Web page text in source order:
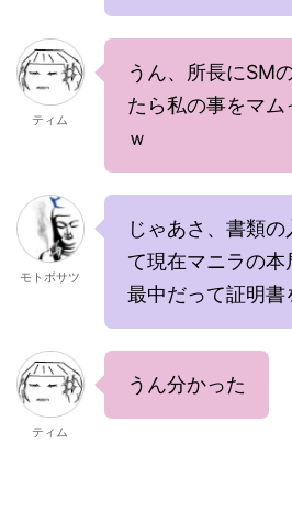
ティム
うん、所長にSM
たら私の事をマム
ｗ
モトボサツ
じゃあさ、書類
て現在マニラの
最中だって証明書
ティム
うん分かった